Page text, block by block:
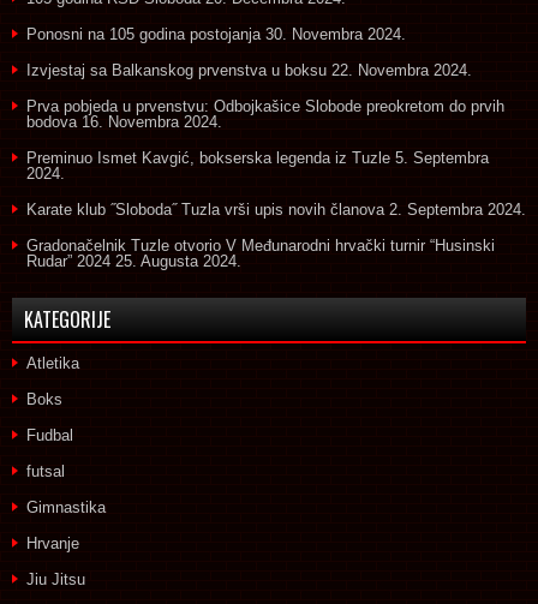
Ponosni na 105 godina postojanja 30. Novembra 2024.
Izvjestaj sa Balkanskog prvenstva u boksu 22. Novembra 2024.
Prva pobjeda u prvenstvu: Odbojkašice Slobode preokretom do prvih
bodova 16. Novembra 2024.
Preminuo Ismet Kavgić, bokserska legenda iz Tuzle 5. Septembra
2024.
Karate klub ˝Sloboda˝ Tuzla vrši upis novih članova 2. Septembra 2024.
Gradonačelnik Tuzle otvorio V Međunarodni hrvački turnir “Husinski
Rudar” 2024 25. Augusta 2024.
KATEGORIJE
Atletika
Boks
Fudbal
futsal
Gimnastika
Hrvanje
Jiu Jitsu